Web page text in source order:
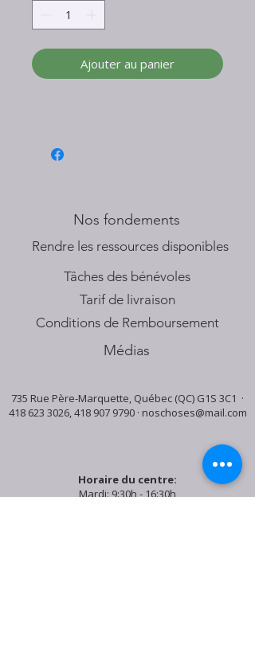
Ajouter au panier
Nos fondements
​Rendre les ressources disponibles
Tâches des bénévoles
Tarif de livraison
Conditions de Remboursement
Médias
735 Rue Père-Marquette, Québec (QC) G1S 3C1 ·
418 623 3026,418 907 9790· noschoses@mail.com
Horaire du centre:
Mardi: 9:30h - 16:30h